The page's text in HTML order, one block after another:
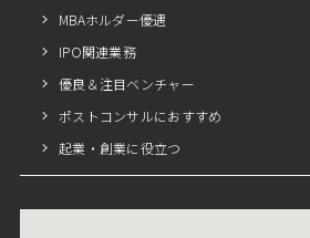
MBAホルダー優遇
IPO関連業務
優良＆注目ベンチャー
ポストコンサルにおすすめ
起業・創業に役立つ